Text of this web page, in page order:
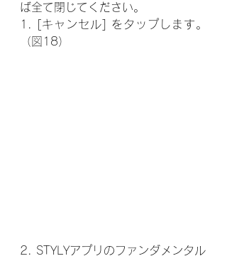
ば全て閉じてください。
1. [キャンセル] をタップします。
（図18）
2. STYLYアプリのファンダメンタル